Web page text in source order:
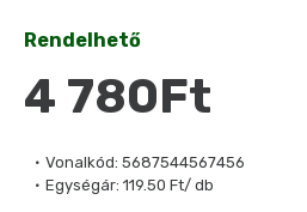
Vonalkód: 5687544567456
Egységár: 119.50 Ft/ db
Rendelhető
4 780Ft